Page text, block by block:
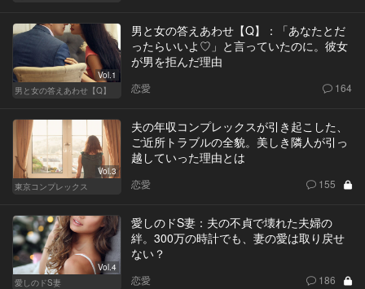
Vol.1
男と女の答えあわせ【Q】
男と女の答えあわせ【Q】：「あなたとだ
ったらいいよ♡」と言っていたのに。彼女
が男を拒んだ理由
恋愛 164
Vol.3
東京コンプレックス
夫の年収コンプレックスが引き起こした、
ご近所トラブルの全貌。美しき隣人が引っ
越していった理由とは
恋愛 155
Vol.4
愛しのドS妻
愛しのドS妻：夫の不貞で壊れた夫婦の
絆。300万の時計でも、妻の愛は取り戻せ
ない？
恋愛 186